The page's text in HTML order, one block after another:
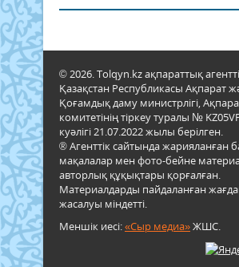
© 2026. Tolqyn.kz ақпараттық
Қазақстан Республикасы Ақпарат
Қоғамдық даму министрлігі,
комитетінің тіркеу туралы №
куәлігі 21.07.2022 жылы берілген.
® Агенттік сайтында жарияланған
мақалалар мен фото-бейне
авторлық құқықтары қорғалған.
Материалдарды пайдаланған
жасалуы міндетті.
Меншік иесі:«Сыр медиа»ЖШС.